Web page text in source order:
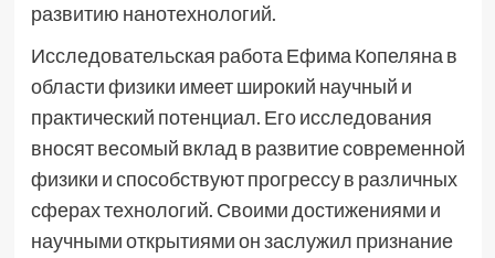
развитию нанотехнологий.
Исследовательская работа Ефима Копеляна в
области физики имеет широкий научный и
практический потенциал. Его исследования
вносят весомый вклад в развитие современной
физики и способствуют прогрессу в различных
сферах технологий. Своими достижениями и
научными открытиями он заслужил признание